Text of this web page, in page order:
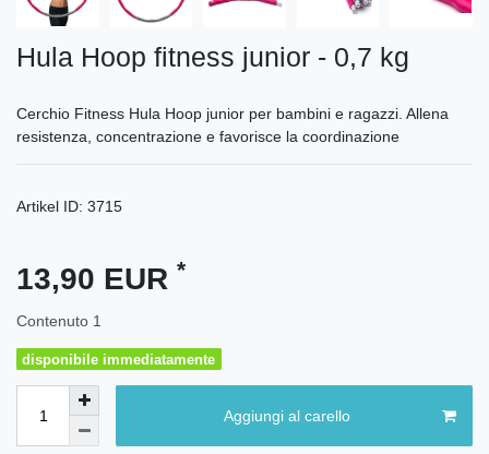
Hula Hoop fitness junior - 0,7 kg
Cerchio Fitness Hula Hoop junior per bambini e ragazzi. Allena
resistenza, concentrazione e favorisce la coordinazione
Artikel ID: 3715
13,90 EUR *
Contenuto 1
disponibile immediatamente
Aggiungi al carello